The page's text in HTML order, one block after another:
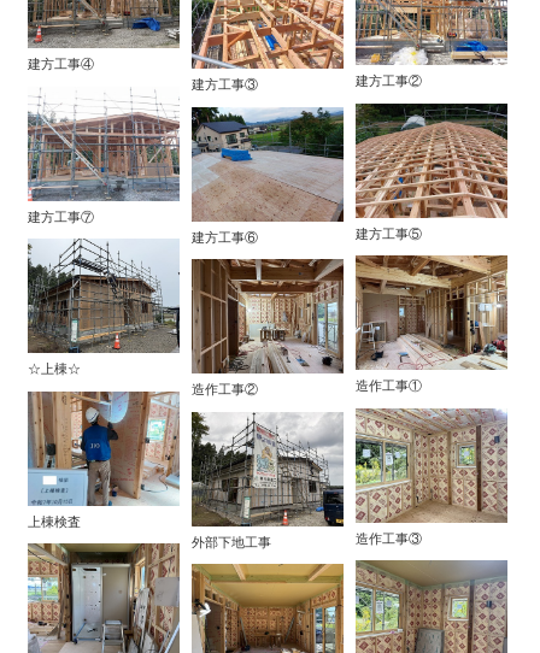
建方工事④
建方工事②
建方工事③
建方工事⑦
建方工事⑤
建方工事⑥
☆上棟☆
造作工事①
造作工事②
上棟検査
造作工事③
外部下地工事